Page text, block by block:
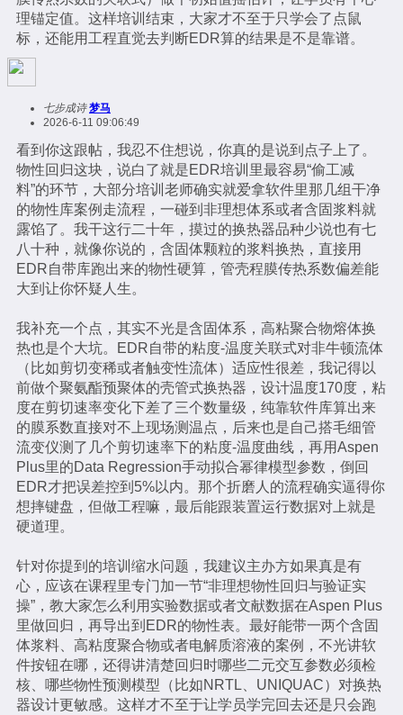
理锚定值。这样培训结束，大家才不至于只学会了点鼠
标，还能用工程直觉去判断EDR算的结果是不是靠谱。
七步成诗 梦马
2026-6-11 09:06:49
看到你这跟帖，我忍不住想说，你真的是说到点子上了。
物性回归这块，说白了就是EDR培训里最容易“偷工减
料”的环节，大部分培训老师确实就爱拿软件里那几组干净
的物性库案例走流程，一碰到非理想体系或者含固浆料就
露馅了。我干这行二十年，摸过的换热器品种少说也有七
八十种，就像你说的，含固体颗粒的浆料换热，直接用
EDR自带库跑出来的物性硬算，管壳程膜传热系数偏差能
大到让你怀疑人生。
我补充一个点，其实不光是含固体系，高粘聚合物熔体换
热也是个大坑。EDR自带的粘度-温度关联式对非牛顿流体
（比如剪切变稀或者触变性流体）适应性很差，我记得以
前做个聚氨酯预聚体的壳管式换热器，设计温度170度，粘
度在剪切速率变化下差了三个数量级，纯靠软件库算出来
的膜系数直接对不上现场测温点，后来也是自己搭毛细管
流变仪测了几个剪切速率下的粘度-温度曲线，再用Aspen
Plus里的Data Regression手动拟合幂律模型参数，倒回
EDR才把误差控到5%以内。那个折磨人的流程确实逼得你
想摔键盘，但做工程嘛，最后能跟装置运行数据对上就是
硬道理。
针对你提到的培训缩水问题，我建议主办方如果真是有
心，应该在课程里专门加一节“非理想物性回归与验证实
操”，教大家怎么利用实验数据或者文献数据在Aspen Plus
里做回归，再导出到EDR的物性表。最好能带一两个含固
体浆料、高粘度聚合物或者电解质溶液的案例，不光讲软
件按钮在哪，还得讲清楚回归时哪些二元交互参数必须检
核、哪些物性预测模型（比如NRTL、UNIQUAC）对换热
器设计更敏感。这样才不至于让学员学完回去还是只会跑